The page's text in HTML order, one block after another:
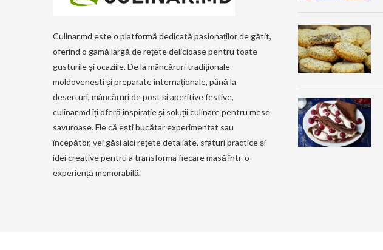
Culinar.md este o platformă dedicată pasionaților de gătit,
oferind o gamă largă de rețete delicioase pentru toate
gusturile și ocaziile. De la mâncăruri tradiționale
moldovenești și preparate internaționale, până la
deserturi, mâncăruri de post și aperitive festive,
culinar.md îți oferă inspirație și soluții culinare pentru mese
savuroase. Fie că ești bucătar experimentat sau
începător, vei găsi aici rețete detaliate, sfaturi practice și
idei creative pentru a transforma fiecare masă într-o
experiență memorabilă.